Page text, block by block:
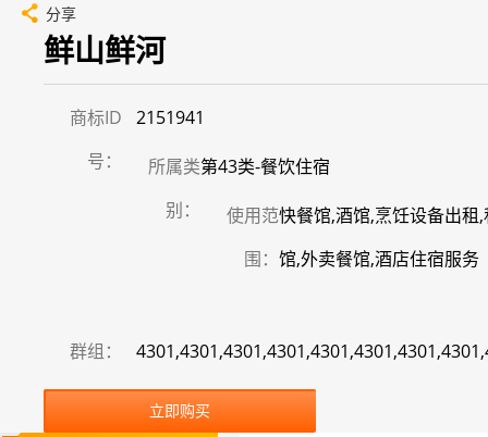
分享
鲜山鲜河
商标ID
号：
2151941
所属类
别：
第43类-餐饮住宿
使用范
围：
快餐馆,酒馆,烹饪设备出租
馆,外卖餐馆,酒店住宿服务
群组：
立即购买